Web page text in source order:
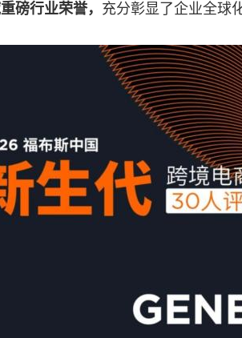
磅行业荣誉， 充分彰显了企业全球